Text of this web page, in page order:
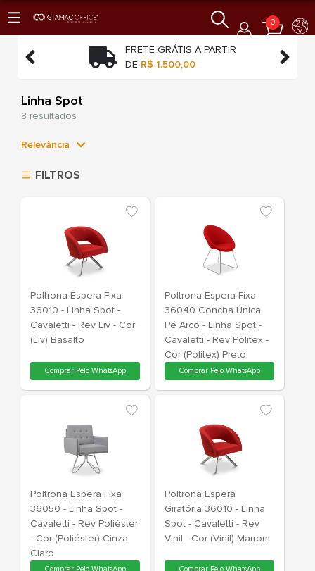
0

FRETE GRÁTIS A PARTIR
DE R$ 1.500,00 
Linha Spot
8 resultados
Relevância
Maior Preço
Ordem Alfabética
FILTROS
Poltrona Espera Fixa
36010 - Linha Spot -
Cavaletti - Rev Liv - Cor
Comprar Pelo WhatsApp
36040
Pé Arco -
Cor
Comprar